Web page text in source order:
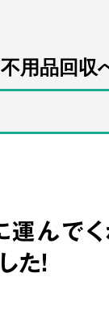
用品回収
んで
た！